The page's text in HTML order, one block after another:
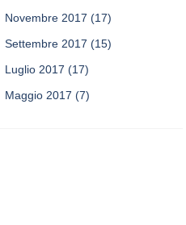
Novembre 2017 (17)
Settembre 2017 (15)
Luglio 2017 (17)
Maggio 2017 (7)